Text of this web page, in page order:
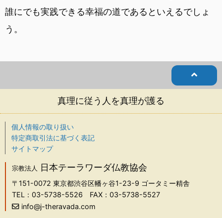
誰にでも実践できる幸福の道であるといえるでしょ
う。
真理に従う人を真理が護る
個人情報の取り扱い
特定商取引法に基づく表記
サイトマップ
宗教法人 日本テーラワーダ仏教協会
〒151-0072 東京都渋谷区幡ヶ谷1-23-9 ゴータミー精舎
TEL：03-5738-5526 FAX：03-5738-5527
info@j-theravada.com